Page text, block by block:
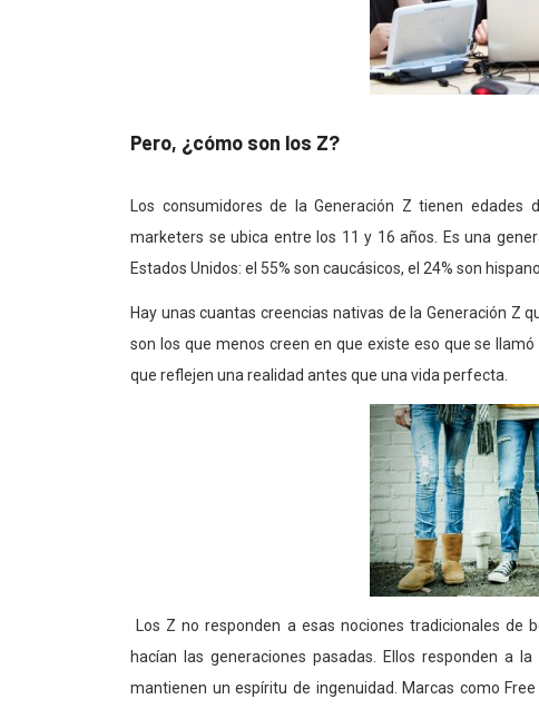
Pero, ¿cómo son los Z?
Los consumidores de la Generación Z tienen
marketers se ubica entre los 11 y 16 años. Es una
Estados Unidos: el 55% son caucásicos, el 24% son
Hay unas cuantas creencias nativas de la Generación Z
son los que menos creen en que existe eso que se
que reflejen una realidad antes que una vida perfecta.
Los Z no responden a esas nociones tradicionales
hacían las generaciones pasadas. Ellos responden a
mantienen un espíritu de ingenuidad. Marcas como